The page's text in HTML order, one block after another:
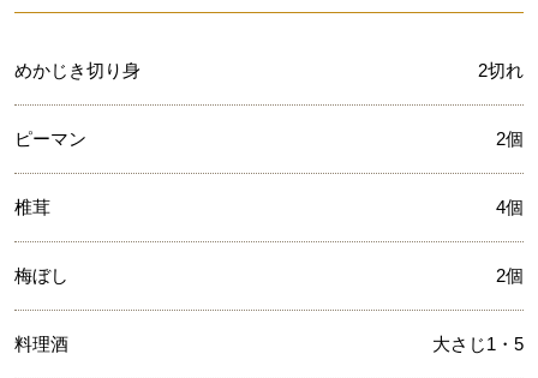
めかじき切り身 2切れ
ピーマン 2個
椎茸 4個
梅ぼし 2個
料理酒 大さじ1・5